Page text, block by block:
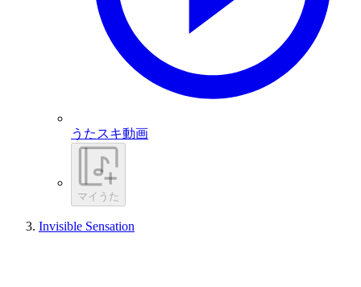
うたスキ動画
マイうた
Invisible Sensation